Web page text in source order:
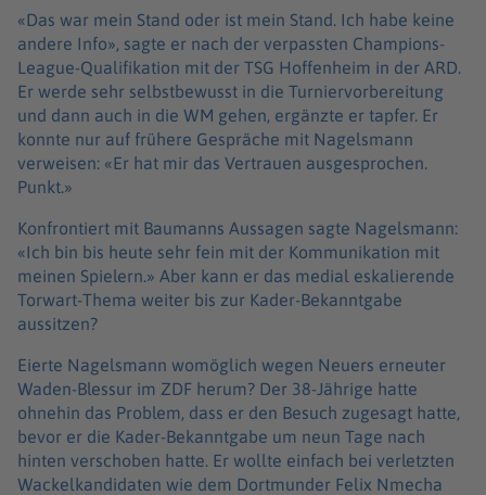
«Das war mein Stand oder ist mein Stand. Ich habe keine
andere Info», sagte er nach der verpassten Champions-
League-Qualifikation mit der TSG Hoffenheim in der ARD.
Er werde sehr selbstbewusst in die Turniervorbereitung
und dann auch in die WM gehen, ergänzte er tapfer. Er
konnte nur auf frühere Gespräche mit Nagelsmann
verweisen: «Er hat mir das Vertrauen ausgesprochen.
Punkt.»
Konfrontiert mit Baumanns Aussagen sagte Nagelsmann:
«Ich bin bis heute sehr fein mit der Kommunikation mit
meinen Spielern.» Aber kann er das medial eskalierende
Torwart-Thema weiter bis zur Kader-Bekanntgabe
aussitzen?
Eierte Nagelsmann womöglich wegen Neuers erneuter
Waden-Blessur im ZDF herum? Der 38-Jährige hatte
ohnehin das Problem, dass er den Besuch zugesagt hatte,
bevor er die Kader-Bekanntgabe um neun Tage nach
hinten verschoben hatte. Er wollte einfach bei verletzten
Wackelkandidaten wie dem Dortmunder Felix Nmecha